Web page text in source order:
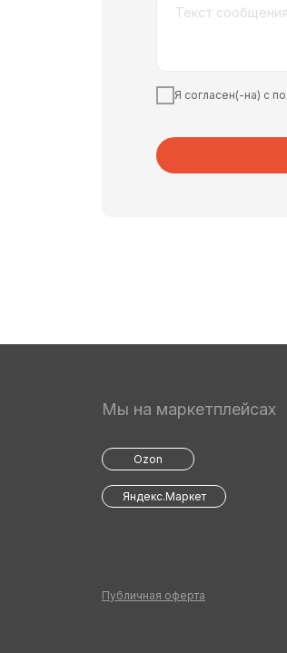
Я согласен(-на) с
Публичная оферта
Мы на маркетплейсах
Ozon
Яндекс.Маркет